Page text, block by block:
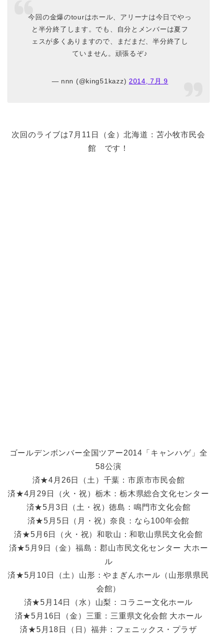
今回の金爆のtourはホール、アリーナは今日でやっ
と半分終了します。でも、自分とメンバーは夏フ
ェスが多くありますので、まだまだ、半分終了し
ていません。頑張るぞ♪
— nnn (@king51kazz) 2014, 7月 9
次回のライブは7月11日（金）北海道：苫小牧市民会
館 です！
ゴールデンボンバー全国ツアー2014「キャンハゲ」全
58公演
済★4月26日（土）千葉：市原市市民会館
済★4月29日（火・祝）栃木：栃木県総合文化センター
済★5月3日（土・祝）徳島：鳴門市文化会館
済★5月5日（月・祝）奈良：なら100年会館
済★5月6日（火・祝）和歌山：和歌山県民文化会館
済★5月9日（金）福島：郡山市民文化センター 大ホー
ル
済★5月10日（土）山形：やまぎんホール（山形県県民
会館）
済★5月14日（水）山梨：コラニー文化ホール
済★5月16日（金）三重：三重県文化会館 大ホール
済★5月18日（日）福井：フェニックス・プラザ